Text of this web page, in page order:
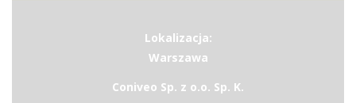
Lokalizacja:
Warszawa
Coniveo Sp. z o.o. Sp. K.